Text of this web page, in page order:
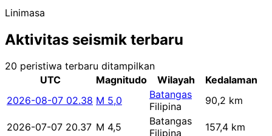
Linimasa
Aktivitas seismik terbaru
20 peristiwa terbaru ditampilkan
UTC
Magnitudo Wilayah
Kedalaman
2026-08-07 02.38 M 5,0
Batangas
Filipina
90,2 km
2026-07-07 20.37 M 4,5
Batangas
Filipina
157,4 km